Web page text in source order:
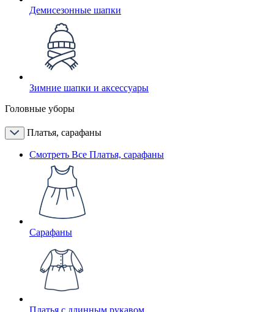
Демисезонные шапки
Зимние шапки и аксессуары
Головные уборы
Платья, сарафаны
Смотреть Все Платья, сарафаны
Сарафаны
Платья с длинным рукавом